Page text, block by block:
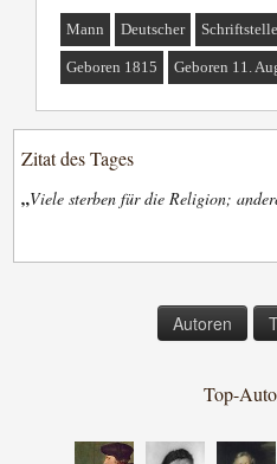
Mann Deutscher
Geboren 1815 Geboren 11.
Zitat des Tages
„Viele sterben für die Religion;
Autoren
Top-